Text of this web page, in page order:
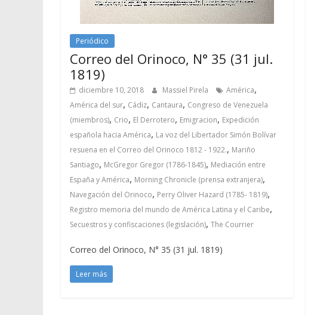
Periódico
Correo del Orinoco, N° 35 (31 jul.
1819)
diciembre 10, 2018 Massiel Pirela América,
América del sur, Cádiz, Cantaura, Congreso de Venezuela
(miembros), Crio, El Derrotero, Emigracion, Expedición
española hacia América, La voz del Libertador Simón Bolívar
resuena en el Correo del Orinoco 1812 - 1922., Mariño
Santiago, McGregor Gregor (1786-1845), Mediación entre
España y América, Morning Chronicle (prensa extranjera),
Navegación del Orinoco, Perry Oliver Hazard (1785- 1819),
Registro memoria del mundo de América Latina y el Caribe,
Secuestros y confiscaciones (legislación), The Courrier
Correo del Orinoco, N° 35 (31 jul. 1819)
Leer más